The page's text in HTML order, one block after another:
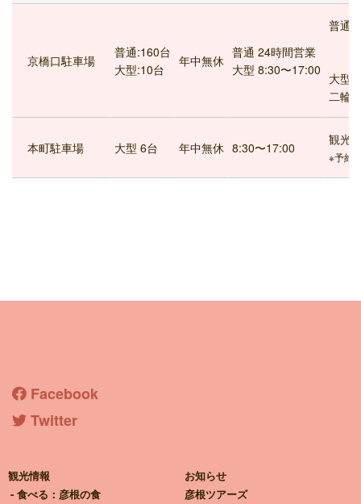
京橋口駐車場
普通:160台
大型:10台
年中無休
普通 24時間営業
大型 8:30〜17:00
普通
大型
二輪
本町駐車場 大型 6台 年中無休 8:30〜17:00
観光
※予
Facebook
Twitter
観光情報
食べる：彦根の食
お知らせ
彦根ツアーズ